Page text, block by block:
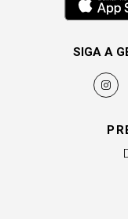
SIGA A